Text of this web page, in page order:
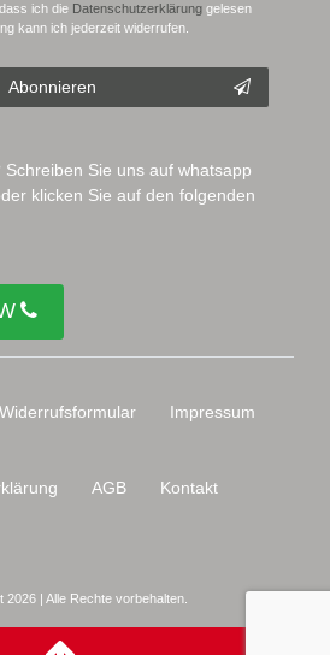
ich die Daten­schutz­erklärunggelesen
kann ich jederzeit widerrufen.
Abonnieren
Sie uns auf whatsapp
klicken Sie auf den folgenden
Widerrufs­formular Impressum
AGB Kontakt
2026 | Alle Rechte vorbehalten.